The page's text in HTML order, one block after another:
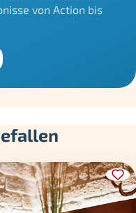
von Action bis